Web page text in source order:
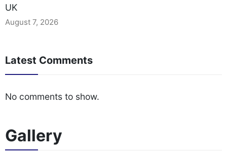
UK
August 7, 2026
Latest Comments
No comments to show.
Gallery